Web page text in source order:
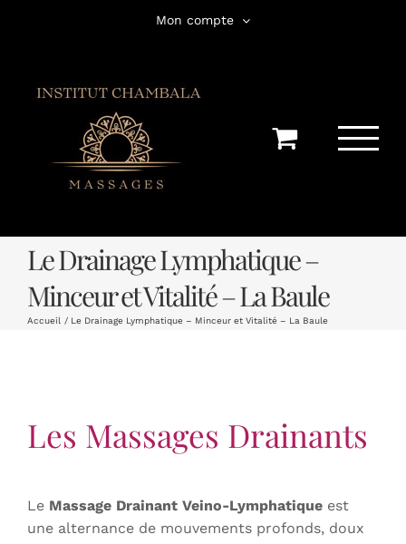
Mon compte
Le Drainage Lymphatique –
Minceur et Vitalité – La Baule
Accueil Le Drainage Lymphatique – Minceur et Vitalité – La Baule
Les Massages Drainants
Le Massage Drainant Veino-Lymphatiqueest
une alternance de mouvements profonds, doux